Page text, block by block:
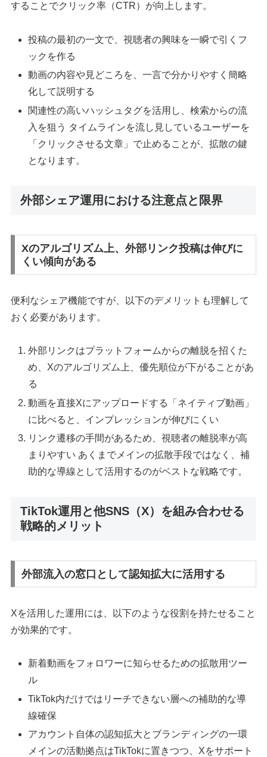
することでクリック率（CTR）が向上します。
投稿の最初の一文で、視聴者の興味を一瞬で引くフ
ックを作る
動画の内容や見どころを、一言で分かりやすく簡略
化して説明する
関連性の高いハッシュタグを活用し、検索からの流
入を狙う タイムラインを流し見しているユーザーを
「クリックさせる文章」で止めることが、拡散の鍵
となります。
外部シェア運用における注意点と限界
Xのアルゴリズム上、外部リンク投稿は伸びに
くい傾向がある
便利なシェア機能ですが、以下のデメリットも理解して
おく必要があります。
外部リンクはプラットフォームからの離脱を招くた
め、Xのアルゴリズム上、優先順位が下がることがあ
る
動画を直接Xにアップロードする「ネイティブ動画」
に比べると、インプレッションが伸びにくい
リンク遷移の手間があるため、視聴者の離脱率が高
まりやすい あくまでメインの拡散手段ではなく、補
助的な導線として活用するのがベストな戦略です。
TikTok運用と他SNS（X）を組み合わせる
戦略的メリット
外部流入の窓口として認知拡大に活用する
Xを活用した運用には、以下のような役割を持たせること
が効果的です。
新着動画をフォロワーに知らせるための拡散用ツー
ル
TikTok内だけではリーチできない層への補助的な導
線確保
アカウント自体の認知拡大とブランディングの一環
メインの活動拠点はTikTokに置きつつ、Xをサポート